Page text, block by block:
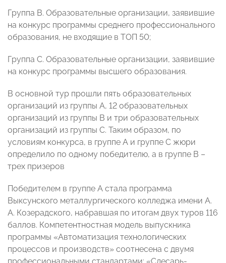
Группа В. Образовательные организации, заявившие
на конкурс программы среднего профессионального
образования, не входящие в ТОП 50;
Группа С. Образовательные организации, заявившие
на конкурс программы высшего образования.
В основной тур прошли пять образовательных
организаций из группы А, 12 образовательных
организаций из группы В и три образовательных
организаций из группы С. Таким образом, по
условиям конкурса, в группе А и группе С жюри
определило по одному победителю, а в группе В –
трех призеров
Победителем в группе А стала программа
Выксунского металлургического колледжа имени А.
А. Козерадского, набравшая по итогам двух туров 116
баллов. Компетентностная модель выпускника
программы «Автоматизация технологических
процессов и производств» соотнесена с двумя